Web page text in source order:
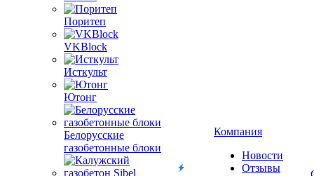
Поритеп
VKBlock
Исткульт
Ютонг
Белорусские
газобетонные блоки
Компания
Новости
Отзывы